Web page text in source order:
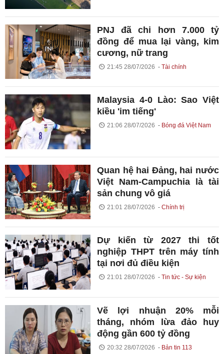
PNJ đã chi hơn 7.000 tỷ
đồng để mua lại vàng, kim
cương, nữ trang
21:45 28/07/2026 Tài chính
Malaysia 4-0 Lào: Sao Việt
kiều 'im tiếng'
21:06 28/07/2026 Bóng đá Việt Nam
Quan hệ hai Đảng, hai nước
Việt Nam-Campuchia là tài
sản chung vô giá ​
21:01 28/07/2026 Chính trị
Dự kiến từ 2027 thi tốt
nghiệp THPT trên máy tính
tại nơi đủ điều kiện
21:01 28/07/2026 Tin tức - Sự kiện
Vẽ lợi nhuận 20% mỗi
tháng, nhóm lừa đảo huy
động gần 600 tỷ đồng
20:32 28/07/2026 Bản tin 113